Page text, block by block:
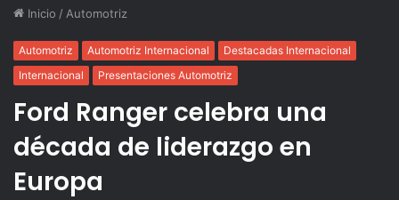
Inicio / Automotriz
Automotriz Automotriz Internacional
Destacadas Internacional
Internacional
Presentaciones Automotriz
Ford Ranger celebra una
década de liderazgo en
Europa